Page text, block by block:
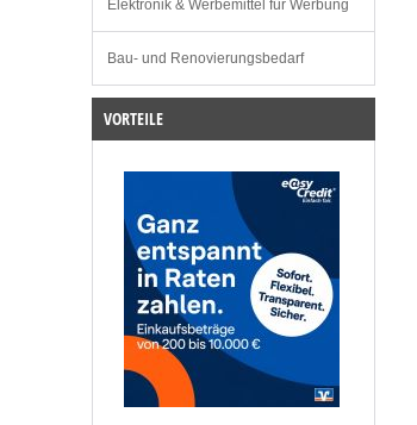
Elektronik & Werbemittel für Werbung
Bau- und Renovierungsbedarf
VORTEILE